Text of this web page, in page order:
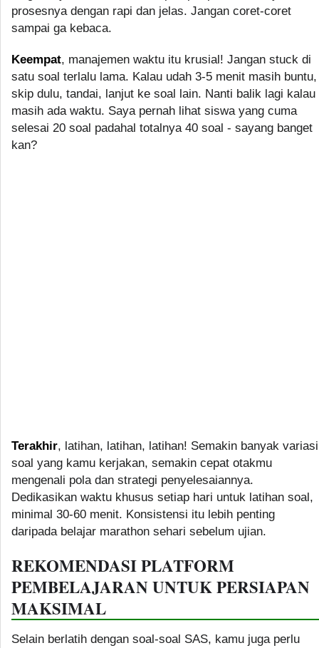
prosesnya dengan rapi dan jelas. Jangan coret-coret
sampai ga kebaca.
Keempat, manajemen waktu itu krusial! Jangan stuck di
satu soal terlalu lama. Kalau udah 3-5 menit masih buntu,
skip dulu, tandai, lanjut ke soal lain. Nanti balik lagi kalau
masih ada waktu. Saya pernah lihat siswa yang cuma
selesai 20 soal padahal totalnya 40 soal - sayang banget
kan?
Terakhir, latihan, latihan, latihan! Semakin banyak variasi
soal yang kamu kerjakan, semakin cepat otakmu
mengenali pola dan strategi penyelesaiannya.
Dedikasikan waktu khusus setiap hari untuk latihan soal,
minimal 30-60 menit. Konsistensi itu lebih penting
daripada belajar marathon sehari sebelum ujian.
REKOMENDASI PLATFORM
PEMBELAJARAN UNTUK PERSIAPAN
MAKSIMAL
Selain berlatih dengan soal-soal SAS, kamu juga perlu